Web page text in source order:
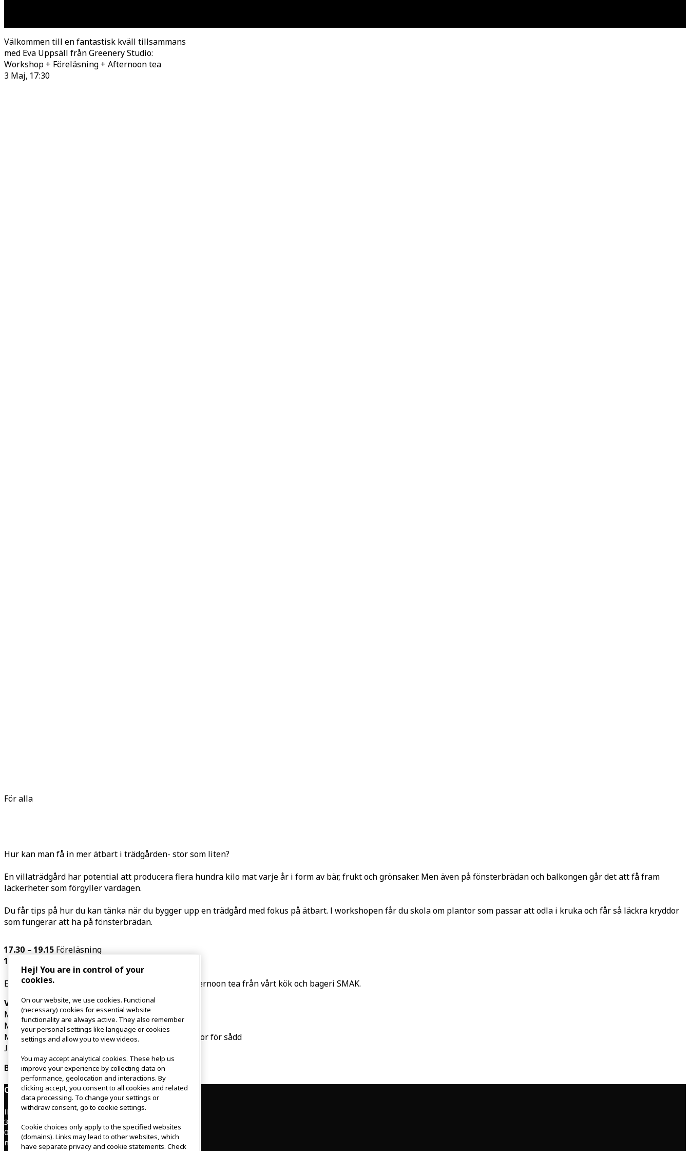
Välkommen till en fantastisk kväll tillsammans
med Eva Uppsäll från Greenery Studio:
Workshop + Föreläsning + Afternoon tea
3 Maj, 17:30
För alla
Hur kan man få in mer ätbart i trädgården- stor som liten?
En villaträdgård har potential att producera flera hundra kilo mat varje år i form av bär, frukt och grönsaker. Men även på fönsterbrädan och balkongen går det att få fram
läckerheter som förgyller vardagen.
Du får tips på hur du kan tänka när du bygger upp en trädgård med fokus på ätbart. I workshopen får du skola om plantor som passar att odla i kruka och får så läckra kryddor
som fungerar att ha på fönsterbrädan.
17.30 – 19.15 Föreläsning
19.15 – 20.30
Efter föreläsningen tar vi en paus och avnjuter Afternoon tea från vårt kök och bageri SMAK.
Vad ingår?
Minst 5 olika grönsaker för omskolning
Minst 5 olika kryddor/örter för omskolning
Minst 5 olika grönsaker, ätbara blommor och kryddor för sådd
Jord, krukor och märketiketter
Biljettpris: 390 kr
Contact
IKEAgatan 8
343 36 Älmhult, Sweden
0476 44 07 60
meeting.experience@inter.ikea.com
Hej! You are in control of your
cookies.
On our website, we use cookies. Functional
(necessary) cookies for essential website
functionality are always active. They also remember
your personal settings like language or cookies
settings and allow you to view videos.
You may accept analytical cookies. These help us
improve your experience by collecting data on
performance, geolocation and interactions. By
clicking accept, you consent to all cookies and related
data processing. To change your settings or
withdraw consent, go to cookie settings.
Cookie choices only apply to the specified websites
(domains). Links may lead to other websites, which
have separate privacy and cookie statements. Check